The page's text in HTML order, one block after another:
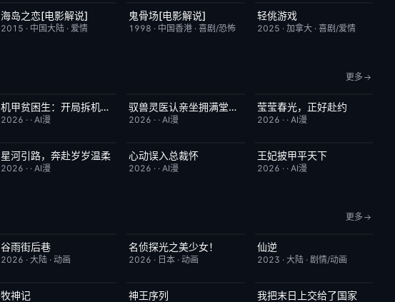
已完结
海岛之恋[电影解说]
2015 · 中国大陆· 爱情
已完结
鬼骨场[电影解说]
1998 · 中国香港 ·喜剧/恐怖
本周更新
轻佻游戏
2025 · 加拿大· 喜剧/爱情
更多
完结 1.0机甲贫困生：开局拆机甲梭哈成神
2026 · · AI漫
完结 1.0驭兽灵医认亲坐拥满堂偏爱
2026 · ·AI漫
完结
莹莹春光，正好赴约
2026 · · AI漫
完结 9.0
星河引路，奔赴岁岁温柔
2026 · · AI漫
完结
心动误入总裁怀
2026 · ·AI漫
完结
王妃披甲平天下
2026 · · AI漫
更多
更新至第4集
谷雨街后巷
2026 · 大陆· 动画
更新至第28集
名侦探光之美少女！
2026 · 日本 ·动画
更新至第153集
仙逆
2023 · 大陆· 剧情/动画
更新至第95集
牧神记 更新至第202集
神王序列 更新至第32集 4.0
我把末日上交给了国家